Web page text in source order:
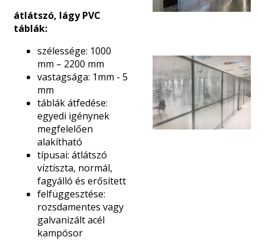
átlátszó, lágy PVC
táblák:
szélessége: 1000
mm – 2200 mm
vastagsága: 1mm - 5
mm
táblák átfedése:
egyedi igénynek
megfelelően
alakítható
típusai: átlátszó
víztiszta, normál,
fagyálló és erősített
felfüggesztése:
rozsdamentes vagy
galvanizált acél
kampósor